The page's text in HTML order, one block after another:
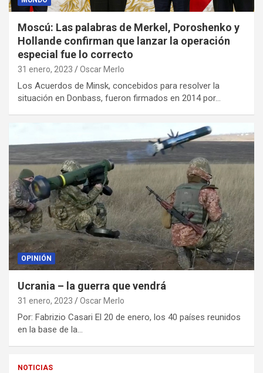
Moscú: Las palabras de Merkel, Poroshenko y
Hollande confirman que lanzar la operación
especial fue lo correcto
31 enero, 2023 Oscar Merlo
Los Acuerdos de Minsk, concebidos para resolver la
situación en Donbass, fueron firmados en 2014 por…
OPINIÓN
Ucrania – la guerra que vendrá
31 enero, 2023 Oscar Merlo
Por: Fabrizio Casari El 20 de enero, los 40 países reunidos
en la base de la…
NOTICIAS